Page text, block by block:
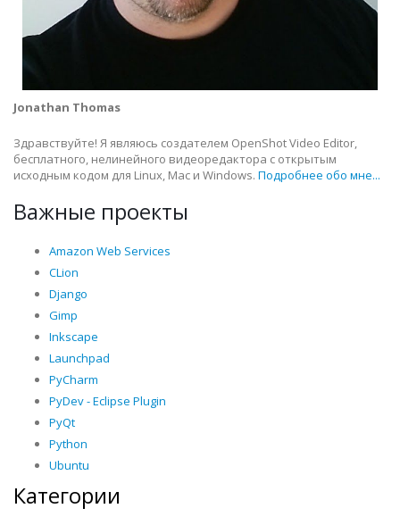
Jonathan Thomas
Здравствуйте! Я являюсь создателем OpenShot Video Editor,
бесплатного, нелинейного видеоредактора с открытым
исходным кодом для Linux, Mac и Windows. Подробнее обо мне...
Важные проекты
Amazon Web Services
CLion
Django
Gimp
Inkscape
Launchpad
PyCharm
PyDev - Eclipse Plugin
PyQt
Python
Ubuntu
Категории